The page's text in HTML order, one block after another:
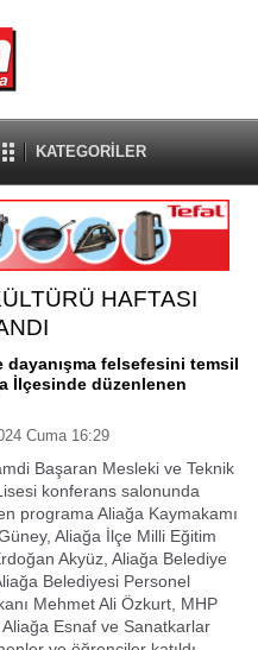
KATEGORİLER
HAFTASI
dayanışma felsefesini temsil
İlçesinde düzenlenen
Cuma 16:29
Başaran Mesleki ve Teknik
konferans salonunda
programa Aliağa Kaymakamı
Aliağa İlçe Milli Eğitim
Akyüz, Aliağa Belediye
Belediyesi Personel
Mehmet Ali Özkurt, MHP
Esnaf ve Sanatkarlar